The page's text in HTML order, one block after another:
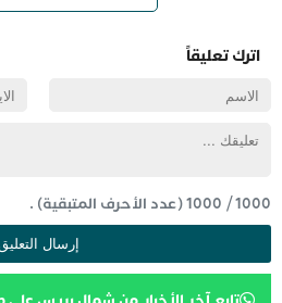
اترك تعليقاً
1000
/
1000(عدد الأحرف المتبقية) .